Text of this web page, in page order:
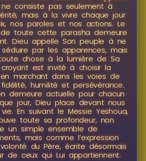
consiste pas seulement à
mais à la vivre chaque jour
nos paroles et nos actions. Le
toute cette parasha demeure
Dieu appelle Son peuple à ne
par les apparences, mais
chose à la lumière de Sa
croyant est invité à choisir la
marchant dans les voies de
fidélité, humilité et persévérance.
demeure actuelle pour chacun
jour, Dieu place devant nous
En suivant le Messie Yeshoua,
toute sa profondeur, non
un simple ensemble de
mais comme l’expression
du Père, écrite désormais
de ceux qui Lui appartiennent.